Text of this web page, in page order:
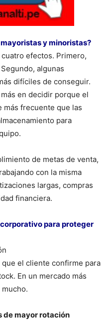
y minoristas?
efectos. Primero,
algunas
difíciles de conseguir.
en decidir porque el
más frecuente que las
para
de metas de venta,
con la misma
largas, compras
financiera.
para proteger
el cliente confirme para
En un mercado más
de mayor rotación